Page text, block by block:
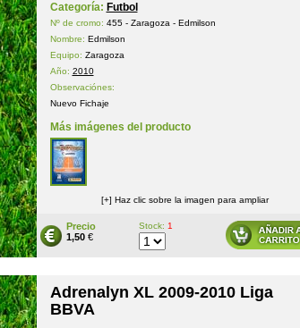
Categoría: Futbol
Nº de cromo: 455 - Zaragoza - Edmilson
Nombre: Edmilson
Equipo: Zaragoza
Año: 2010
Observaciónes:
Nuevo Fichaje
Más imágenes del producto
[+] Haz clic sobre la imagen para ampliar
Precio
1,50€
Stock: 1
Adrenalyn XL 2009-2010 Liga
BBVA